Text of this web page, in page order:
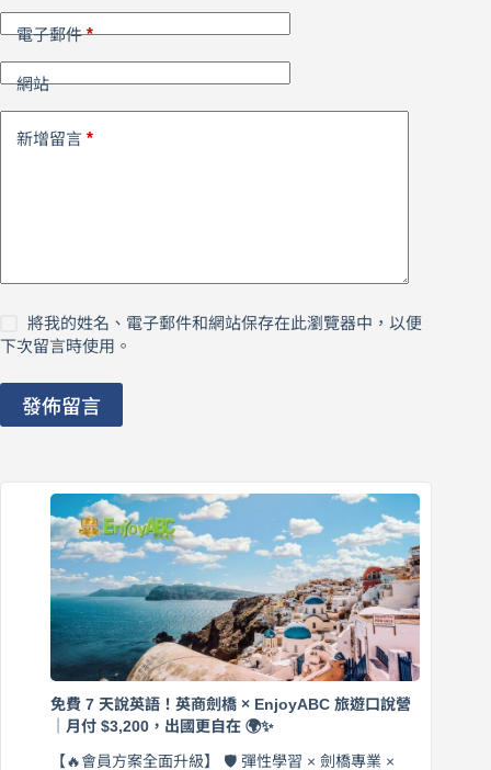
電子郵件*
網站
新增留言 *
將我的姓名、電子郵件和網站保存在此瀏覽器中，以便
下次留言時使用。
發佈留言
免費 7 天說英語！英商劍橋 × EnjoyABC 旅遊口說營
｜月付 $3,200，出國更自在 🌍✨
【🔥會員方案全面升級】 🛡️ 彈性學習 × 劍橋專業 ×